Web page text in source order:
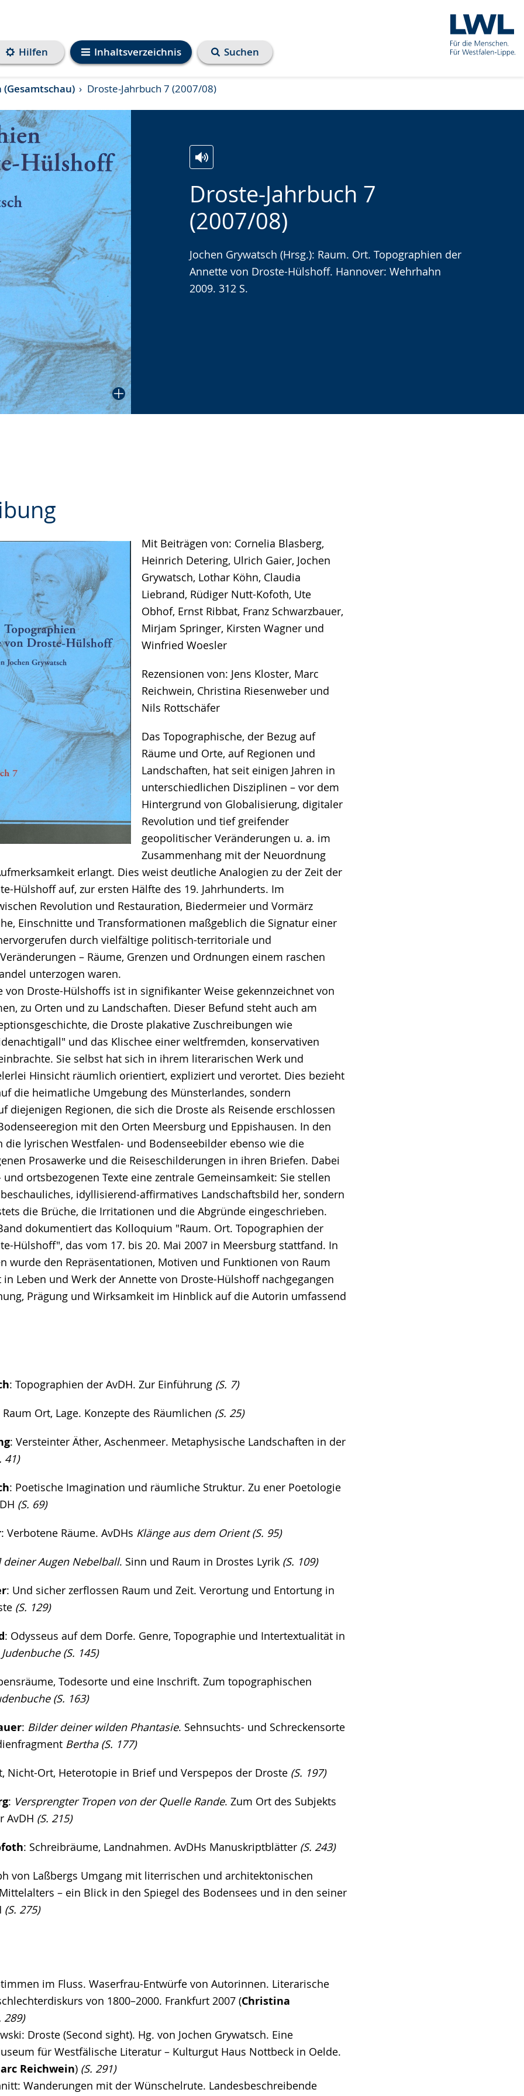
Inhaltsverzeichnis
Hilfen Suchen
Droste-Jahrbuch 7 (2007/08)
Droste-Jahrbuch 7
(2007/08)
Jochen Grywatsch (Hrsg.): Raum. Ort. Topographien der
Annette von Droste-Hülshoff. Hannover: Wehrhahn
2009. 312 S.
Leichten
Sprache
wechseln.
Audio-
Unterstützung.
Video
in
Deutscher
wird
angezeigt.
Mit Beiträgen von: Cornelia Blasberg,
Heinrich Detering, Ulrich Gaier, Jochen
Grywatsch, Lothar Köhn, Claudia
Liebrand, Rüdiger Nutt-Kofoth, Ute
Obhof, Ernst Ribbat, Franz Schwarzbauer,
Mirjam Springer, Kirsten Wagner und
Winfried Woesler
Rezensionen von: Jens Kloster, Marc
Reichwein, Christina Riesenweber und
Nils Rottschäfer
Das Topographische, der Bezug auf
Räume und Orte, auf Regionen und
Landschaften, hat seit einigen Jahren in
unterschiedlichen Disziplinen – vor dem
Hintergrund von Globalisierung, digitaler
Revolution und tief greifender
geopolitischer Veränderungen u. a. im
Zusammenhang mit der Neuordnung
erlangt. Dies weist deutliche Analogien zu der Zeit der
Hülshoff auf, zur ersten Hälfte des 19. Jahrhunderts. Im
Revolution und Restauration, Biedermeier und Vormärz
Einschnitte und Transformationen maßgeblich die Signatur einer
durch vielfältige politisch-territoriale und
– Räume, Grenzen und Ordnungen einem raschen
unterzogen waren.
von Droste-Hülshoffs ist in signifikanter Weise gekennzeichnet von
zu Orten und zu Landschaften. Dieser Befund steht auch am
die Droste plakative Zuschreibungen wie
und das Klischee einer weltfremden, konservativen
Sie selbst hat sich in ihrem literarischen Werk und
Hinsicht räumlich orientiert, expliziert und verortet. Dies bezieht
die heimatliche Umgebung des Münsterlandes, sondern
diejenigen Regionen, die sich die Droste als Reisende erschlossen
mit den Orten Meersburg und Eppishausen. In den
die lyrischen Westfalen- und Bodenseebilder ebenso wie die
Prosawerke und die Reiseschilderungen in ihren Briefen. Dabei
ortsbezogenen Texte eine zentrale Gemeinsamkeit: Sie stellen
idyllisierend-affirmatives Landschaftsbild her, sondern
die Brüche, die Irritationen und die Abgründe eingeschrieben.
dokumentiert das Kolloquium "Raum. Ort. Topographien der
Hülshoff", das vom 17. bis 20. Mai 2007 in Meersburg stattfand. In
wurde den Repräsentationen, Motiven und Funktionen von Raum
Leben und Werk der Annette von Droste-Hülshoff nachgegangen
Prägung und Wirksamkeit im Hinblick auf die Autorin umfassend
: Topographien der AvDH. Zur Einführung (S. 7)
Raum Ort, Lage. Konzepte des Räumlichen (S. 25)
: Versteinter Äther, Aschenmeer. Metaphysische Landschaften in der
41)
: Poetische Imagination und räumliche Struktur. Zu ener Poetologie
(S. 69)
: Verbotene Räume. AvDHs Klänge aus dem Orient (S. 95)
deiner Augen Nebelball. Sinn und Raum in Drostes Lyrik (S. 109)
: Und sicher zerflossen Raum und Zeit. Verortung und Entortung in
(S. 129)
: Odysseus auf dem Dorfe. Genre, Topographie und Intertextualität in
Judenbuche (S. 145)
Todesorte und eine Inschrift. Zum topographischen
(S. 163)
: Bilder deiner wilden Phantasie. Sehnsuchts- und Schreckensorte
Bertha (S. 177)
Nicht-Ort, Heterotopie in Brief und Verspepos der Droste (S. 197)
: Versprengter Tropen von der Quelle Rande. Zum Ort des Subjekts
AvDH (S. 215)
: Schreibräume, Landnahmen. AvDHs Manuskriptblätter (S. 243)
von Laßbergs Umgang mit literrischen und architektonischen
– ein Blick in den Spiegel des Bodensees und in den seiner
(S. 275)
im Fluss. Waserfrau-Entwürfe von Autorinnen. Literarische
von 1800–2000. Frankfurt 2007 (Christina
289)
Droste (Second sight). Hg. von Jochen Grywatsch. Eine
für Westfälische Literatur – Kulturgut Haus Nottbeck in Oelde.
Reichwein) (S. 291)
Wanderungen mit der Wünschelrute. Landesbeschreibende